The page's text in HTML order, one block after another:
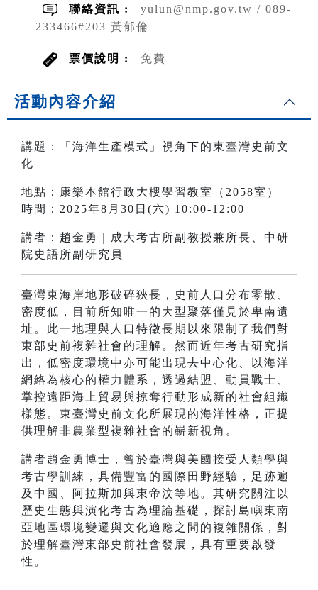
聯絡資訊 :
yulun@nmp.gov.tw / 089-
233466#203 黃郁倫
票價說明 : 免費
活動內容介紹
講題：「海洋生產模式」視角下的東臺灣史前文
化
地點：康樂本館行政大樓學習教室（2058室）
時間：2025年8月30日(六) 10:00-12:00
講者：趙金勇｜成大考古所副教授兼所長、中研
院史語所副研究員
臺灣東海岸地形破碎狹長，史前人口分布零散、
密度低，目前所知唯一的大型聚落僅見於卑南遺
址。此一地理與人口特徵長期以來限制了我們對
東部史前複雜社會的理解。然而近年考古研究指
出，低密度環境中亦可能出現去中心化、以海洋
網絡為核心的權力體系，透過結盟、動員戰士、
掌控遠距海上貿易與掠奪行動形成新的社會組織
樣態。東臺灣史前文化所展現的海洋性格，正提
供理解非農業型複雜社會的嶄新視角。
講者趙金勇博士，曾於臺灣與美國接受人類學與
考古學訓練，具備豐富的國際田野經驗，足跡遍
及中國、阿拉斯加與東帝汶等地。其研究關注以
歷史生態與演化考古為理論基礎，探討島嶼東南
亞地區環境變遷與文化適應之間的複雜關係，對
於理解臺灣東部史前社會發展，具有重要啟發
性。